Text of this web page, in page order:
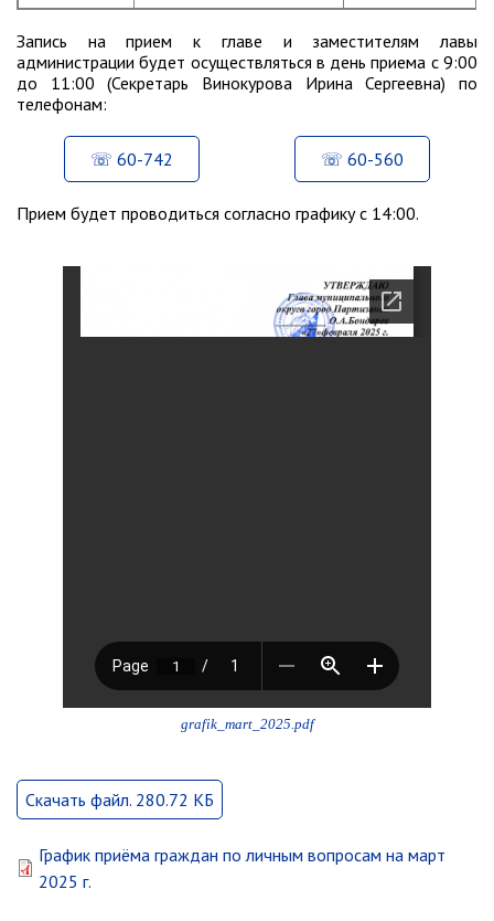
май 2026 г.
апрель 2026 г.
февраль 2026 г.
январь 2026 г.
декабрь 2025 г.
август 2025 г.
СТРУКТУРА
Глава МО г. Партизанск
Первый заместитель главы
Управления
Финансовое управление
Запись на прием к главе и заместителям лавы
администрации будет осуществляться в день приема с 9:00
до 11:00 (Секретарь Винокурова Ирина Сергеевна) по
телефонам:
60-742 60-560
Прием будет проводиться согласно графику с 14:00.
grafik_mart_2025.pdf
Скачать файл. 280.72 КБ
График приёма граждан по личным вопросам на март
2025 г.